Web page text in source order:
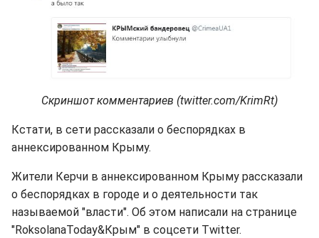
Скриншот комментариев (twitter.com/KrimRt)
Кстати, в сети рассказали о беспорядках в
аннексированном Крыму.
Жители Керчи в аннексированном Крыму рассказали
о беспорядках в городе и о деятельности так
называемой "власти". Об этом написали на странице
"RoksolanaToday&Крым‏" в соцсети Twitter.